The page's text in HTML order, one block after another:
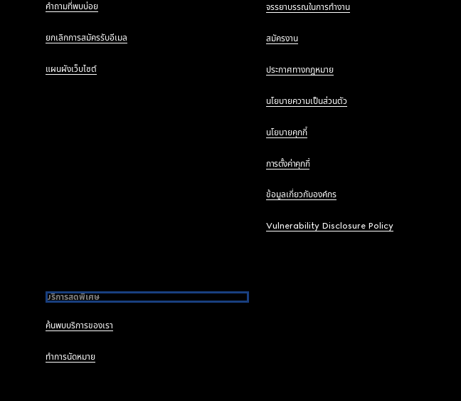
คำถามที่พบบ่อย
ยกเลิกการสมัครรับอีเมล
แผนผังเว็บไซต์
จรรยาบรรณในการทำงาน
สมัครงาน
ประกาศทางกฎหมาย
นโยบายความเป็นส่วนตัว
นโยบายคุกกี้
การตั้งค่าคุกกี้
ข้อมูลเกี่ยวกับองค์กร
Vulnerability Disclosure Policy
บริการสุดพิเศษ
ค้นพบบริการของเรา
ทำการนัดหมาย